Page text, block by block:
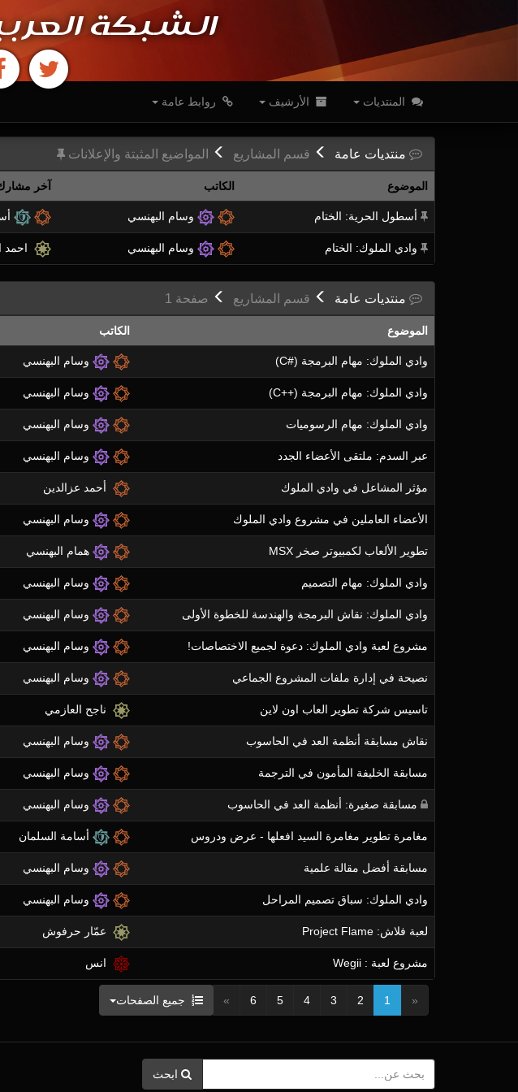
الشبكة
المنتديات الأرشيف روابط عامة
منتديات عامة قسم المشاريع المواضيع المثبتة والإعلانات
الموضوع الكاتب آخر
أسطول الحرية: الختام وسام البهنسي
وادي الملوك: الختام وسام البهنسي احمد
منتديات عامة قسم المشاريع صفحة
الموضوع الكاتب
وادي الملوك: مهام البرمجة (#C) وسام البهنسي
وادي الملوك: مهام البرمجة (++C) وسام البهنسي
وادي الملوك: مهام الرسوميات وسام البهنسي
عبر السدم: ملتقى الأعضاء الجدد وسام البهنسي
مؤثر المشاعل في وادي الملوك أحمد عزالدين
الأعضاء العاملين في مشروع وادي الملوك وسام البهنسي
تطوير الألعاب لكمبيوتر صخر MSX همام البهنسي
وادي الملوك: مهام التصميم وسام البهنسي
وادي الملوك: نقاش البرمجة والهندسة للخطوة الأولى وسام البهنسي
مشروع لعبة وادي الملوك: دعوة لجميع الاختصاصات! وسام البهنسي
نصيحة في إدارة ملفات المشروع الجماعي وسام البهنسي
تاسيس شركة تطوير العاب اون لاين ناجح العازمي
نقاش مسابقة أنظمة العد في الحاسوب وسام البهنسي
مسابقة الخليفة المأمون في الترجمة وسام البهنسي
مسابقة صغيرة: أنظمة العد في الحاسوب وسام البهنسي
مغامرة تطوير مغامرة السيد افعلها - عرض ودروس أسامة السلمان
مسابقة أفضل مقالة علمية وسام البهنسي
وادي الملوك: سباق تصميم المراحل وسام البهنسي
لعبة فلاش: Project Flame عمّار حرفوش
مشروع لعبة : Wegii انس
«
1
2
3
4
5
6
» جميع الصفحات
ابحث